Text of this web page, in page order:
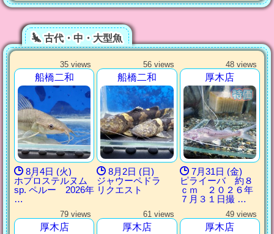
古代・中・大型魚
35 views
船橋二和
8月4日 (火)
ホプロステルヌム
sp. ペルー 2026年
…
56 views
船橋二和
8月2日 (日)
ジャウーペドラ
リクエスト
48 views
厚木店
7月31日 (金)
ピライーバ 約８
ｃｍ ２０２６年
７月３１日撮 …
79 views
厚木店
61 views
厚木店
49 views
厚木店